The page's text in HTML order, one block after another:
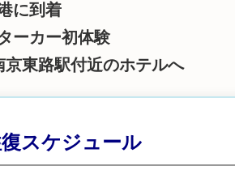
に到着
ーカー初体験
東路駅付近のホテルへ
スケジュール